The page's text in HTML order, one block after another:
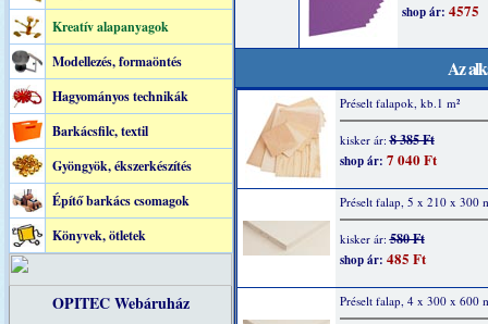
Kreatív alapanyagok
Modellezés, formaöntés
Hagyományos technikák
Barkácsfilc, textil
Gyöngyök, ékszerkészítés
Építő barkács csomagok
Könyvek, ötletek
OPITEC Webáruház
Az
Préselt falapok, kb.1 m²
kisker ár:8 385 Ft
shop ár: 7 040 Ft
Préselt falap, 5 x 210 x 300
kisker ár:580 Ft
shop ár: 485 Ft
Préselt falap, 4 x 300 x 600